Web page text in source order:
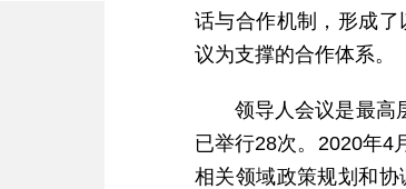
话与合作机制，形成
议为支撑的合作体系。
领导人会议是最高
已举行28次。2020年4
相关领域政策规划和